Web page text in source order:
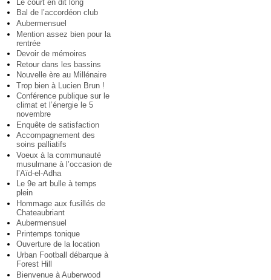
Le court en dit long
Bal de l’accordéon club
Aubermensuel
Mention assez bien pour la
rentrée
Devoir de mémoires
Retour dans les bassins
Nouvelle ère au Millénaire
Trop bien à Lucien Brun !
Conférence publique sur le
climat et l’énergie le 5
novembre
Enquête de satisfaction
Accompagnement des
soins palliatifs
Voeux à la communauté
musulmane à l’occasion de
l’Aïd-el-Adha
Le 9e art bulle à temps
plein
Hommage aux fusillés de
Chateaubriant
Aubermensuel
Printemps tonique
Ouverture de la location
Urban Football débarque à
Forest Hill
Bienvenue à Auberwood